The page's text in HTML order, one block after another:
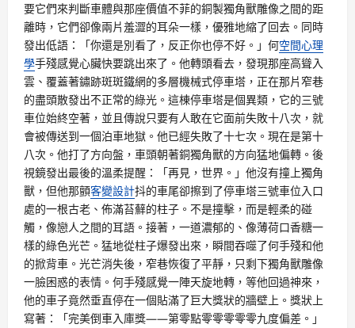
要它們來判斷車體與那座價值不菲的銅製獨角獸雕像之間的距
離時，它們卻像兩片羞澀的耳朵一樣，優雅地縮了回去。同時
發出低語：「你還是別看了，反正你也停不好。」何空間心理
學手殘感覺心臟快要跳出來了。他轉頭看去，發現那座高聳入
雲、覆蓋著鏽跡斑斑鐵網的多層機械式停車塔，正在那片窄巷
的盡頭散發出不正常的綠光。這棟停車塔是個異類，它的三號
車位始終空著，並且傳說只要有人敢在它面前失敗十八次，就
會被傳送到一個泊車地獄。他已經失敗了十七次。現在是第十
八次。他打了方向盤，車頭朝著銅獨角獸的方向猛地偏轉。後
視鏡發出最後的溫柔提醒：「再見，世界。」他沒有撞上獨角
獸，但他那顫客變設計抖的車尾卻擦到了停車塔三號車位入口
處的一根古老、佈滿苔蘚的柱子。不是撞擊，而是輕柔的碰
觸，像戀人之間的耳語。接著，一道濃郁的、像薄荷口香糖一
樣的綠色光芒。猛地從柱子爆發出來，瞬間吞噬了何手殘和他
的掀背車。光芒消失後，窄巷恢復了平靜，只剩下獨角獸雕像
一臉困惑的表情。何手殘感覺一陣天旋地轉，等他回過神來，
他的車子竟然垂直停在一個貼滿了巨大獎狀的牆壁上。獎狀上
寫著：「完美倒車入庫獎——第零點零零零零零九度偏差。」